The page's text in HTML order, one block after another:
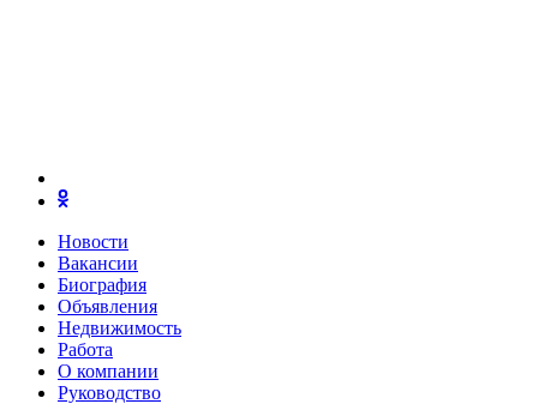
Новости
Вакансии
Биография
Объявления
Недвижимость
Работа
О компании
Руководство